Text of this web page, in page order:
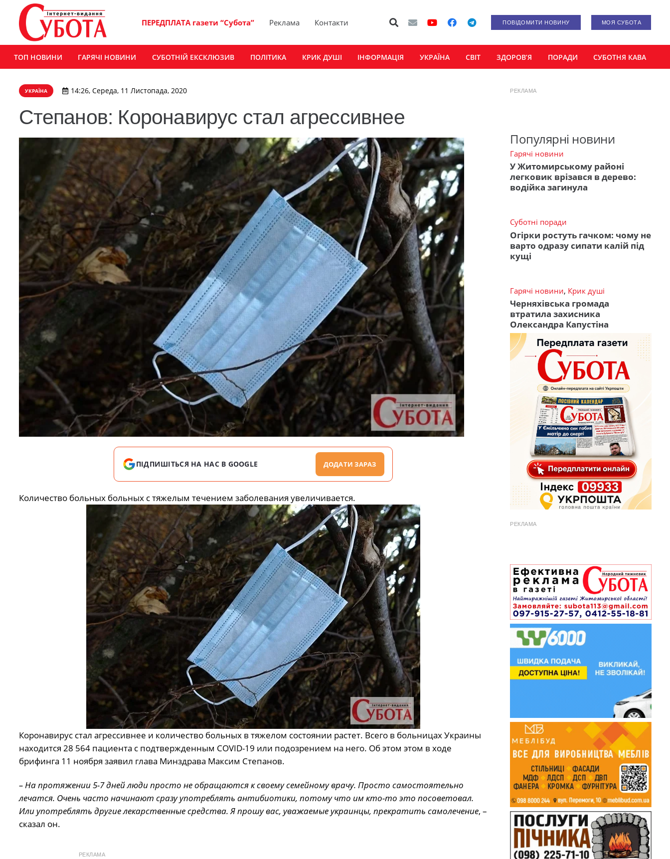
ПЕРЕДПЛАТА газети “Субота” Реклама Контакти ПОВІДОМИТИ НОВИНУ МОЯ СУБОТА
ТОП НОВИНИ ГАРЯЧІ НОВИНИ СУБОТНІЙ ЕКСКЛЮЗИВ ПОЛІТИКА КРИК ДУШІ ІНФОРМАЦІЯ УКРАЇНА СВІТ ЗДОРОВ’Я ПОРАДИ СУБОТНЯ КАВА
УКРАЇНА 14:26, Середа, 11 Листопада, 2020
Степанов: Коронавирус стал агрессивнее
ПІДПИШІТЬСЯ НА НАС В GOOGLE ДОДАТИ ЗАРАЗ
Количество больных больных с тяжелым течением заболевания увеличивается.
Коронавирус стал агрессивнее и количество больных в тяжелом состоянии растет. Всего в больницах Украины
находится 28 564 пациента с подтвержденным COVID-19 или подозрением на него. Об этом этом в ходе
брифинга 11 ноября заявил глава Минздрава Максим Степанов.
– На протяжении 5-7 дней люди просто не обращаются к своему семейному врачу. Просто самостоятельно
лечатся. Очень часто начинают сразу употреблять антибиотики, потому что им кто-то это посоветовал.
Или употреблять другие лекарственные средства. Я прошу вас, уважаемые украинцы, прекратить самолечение, –
сказал он.
РЕКЛАМА
РЕКЛАМА
Популярні новини
Гарячі новини
У Житомирському районі
легковик врізався в дерево:
водійка загинула
Суботні поради
Огірки ростуть гачком: чому не
варто одразу сипати калій під
кущі
Гарячі новини, Крик душі
Черняхівська громада
втратила захисника
Олександра Капустіна
РЕКЛАМА